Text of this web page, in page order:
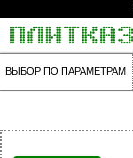
ВЫБОР ПО ПАРАМЕТРАМ